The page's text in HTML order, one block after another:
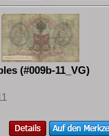
(#009b-11_VG)